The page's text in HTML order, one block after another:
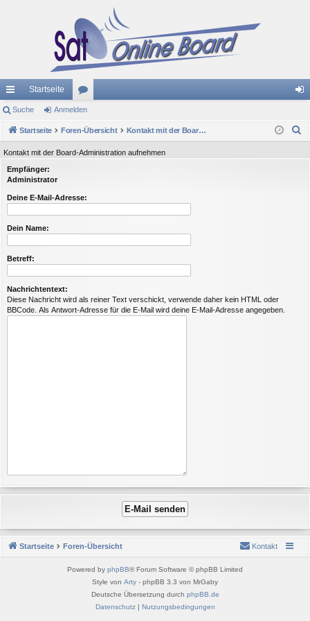
ch
ne
llz
ug
riff
Startseite
or
en m
Suche Anmelden
Startseite Foren-Übersicht Kontakt mit der Board-Administration aufnehmen
c
Kontakt mit der Board-Administration aufnehmen
Empfänger:
Administrator
Deine E-Mail-Adresse:
Dein Name:
Betreff:
Nachrichtentext:
Diese Nachricht wird als reiner Text verschickt, verwende daher kein HTML oder
BBCode. Als Antwort-Adresse für die E-Mail wird deine E-Mail-Adresse angegeben.
Startseite Foren-Übersicht Kontakt
Powered by phpBB® Forum Software © phpBB Limited
Style von Arty - phpBB 3.3 von MrGaby
Deutsche Übersetzung durch phpBB.de
Datenschutz| Nutzungsbedingungen